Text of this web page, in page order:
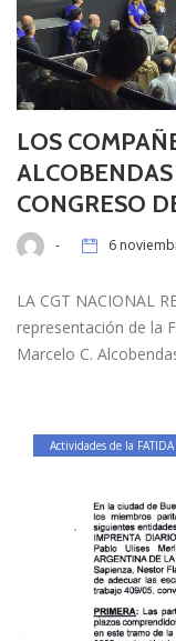
LOS
CONGRESO
- 6
LA CGT NACIONAL
representación de la
Marcelo C.
Actividades de la FATIDA